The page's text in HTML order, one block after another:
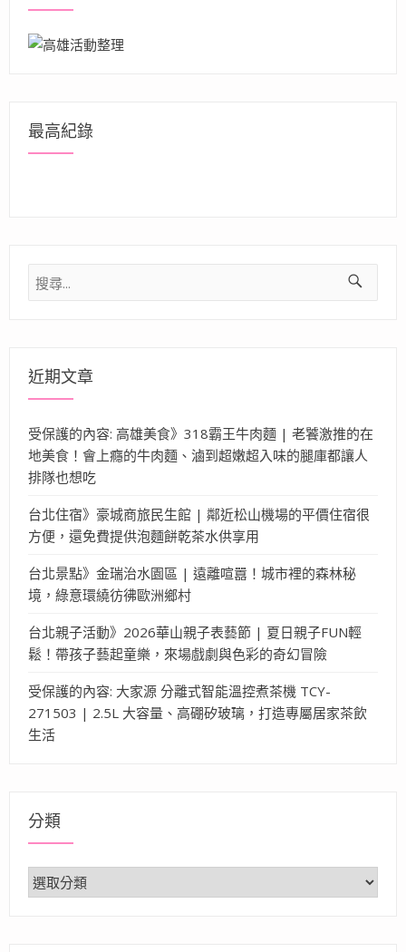
最高紀錄
搜
尋
近期文章
受保護的內容: 高雄美食》318霸王牛肉麵 | 老饕激推的在
地美食！會上癮的牛肉麵、滷到超嫩超入味的腿庫都讓人
排隊也想吃
台北住宿》豪城商旅民生館 | 鄰近松山機場的平價住宿很
方便，還免費提供泡麵餅乾茶水供享用
台北景點》金瑞治水園區 | 遠離喧囂！城市裡的森林秘
境，綠意環繞彷彿歐洲鄉村
台北親子活動》2026華山親子表藝節 | 夏日親子FUN輕
鬆！帶孩子藝起童樂，來場戲劇與色彩的奇幻冒險
受保護的內容: 大家源 分離式智能溫控煮茶機 TCY-
271503 | 2.5L 大容量、高硼矽玻璃，打造專屬居家茶飲
生活
分類
分
類